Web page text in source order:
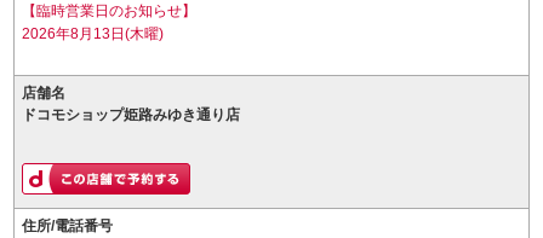
【臨時営業日のお知らせ】
2026年8月13日(木曜)
店舗名
ドコモショップ姫路みゆき通り店
住所/電話番号